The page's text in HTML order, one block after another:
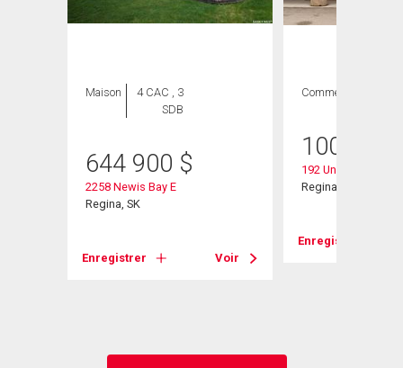
Maison
4 CAC , 3
SDB
644 900 $
2258 Newis Bay E
Regina, SK
Enregistrer Voir
Commercial
100 000
192 University Park
Regina, SK
Enregistrer